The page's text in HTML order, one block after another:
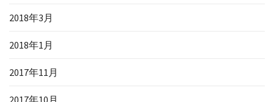
2018年3月
2018年1月
2017年11月
2017年10月